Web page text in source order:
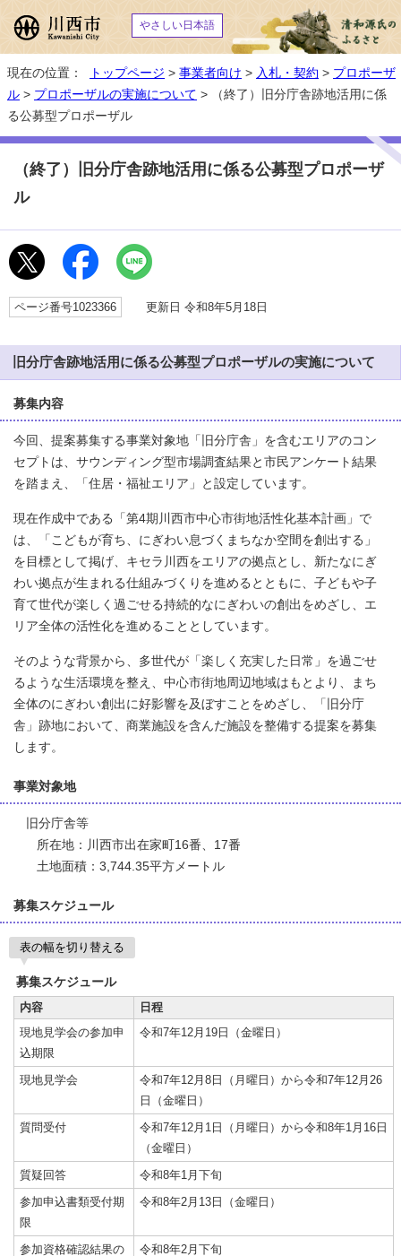
やさしい日本語
現在の位置： トップページ > 事業者向け > 入札・契約 > プロポーザ
ル > プロポーザルの実施について > （終了）旧分庁舎跡地活用に係
る公募型プロポーザル
（終了）旧分庁舎跡地活用に係る公募型プロポーザ
ル
ページ番号1023366 更新日 令和8年5月18日
旧分庁舎跡地活用に係る公募型プロポーザルの実施について
募集内容
今回、提案募集する事業対象地「旧分庁舎」を含むエリアのコン
セプトは、サウンディング型市場調査結果と市民アンケート結果
を踏まえ、「住居・福祉エリア」と設定しています。
現在作成中である「第4期川西市中心市街地活性化基本計画」で
は、「こどもが育ち、にぎわい息づくまちなか空間を創出する」
を目標として掲げ、キセラ川西をエリアの拠点とし、新たなにぎ
わい拠点が生まれる仕組みづくりを進めるとともに、子どもや子
育て世代が楽しく過ごせる持続的なにぎわいの創出をめざし、エ
リア全体の活性化を進めることとしています。
そのような背景から、多世代が「楽しく充実した日常」を過ごせ
るような生活環境を整え、中心市街地周辺地域はもとより、まち
全体のにぎわい創出に好影響を及ぼすことをめざし、「旧分庁
舎」跡地において、商業施設を含んだ施設を整備する提案を募集
します。
事業対象地
旧分庁舎等
所在地：川西市出在家町16番、17番
土地面積：3,744.35平方メートル
募集スケジュール
表の幅を切り替える
募集スケジュール
内容
日程
現地見学会の参加申
込期限
令和7年12月19日（金曜日）
現地見学会
令和7年12月8日（月曜日）から令和7年12月26
日（金曜日）
質問受付
令和7年12月1日（月曜日）から令和8年1月16日
（金曜日）
質疑回答
令和8年1月下旬
参加申込書類受付期
限
令和8年2月13日（金曜日）
参加資格確認結果の
令和8年2月下旬